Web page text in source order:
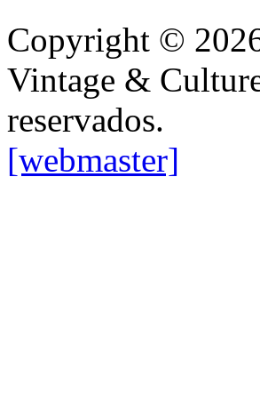
Copyright ©
Vintage &
reservados.
[webmaster]